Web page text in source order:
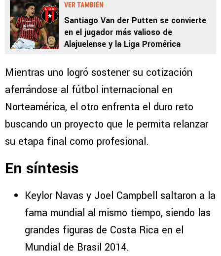
VER TAMBIÉN
Santiago Van der Putten se convierte
en el jugador más valioso de
Alajuelense y la Liga Promérica
Mientras uno logró sostener su cotización
aferrándose al fútbol internacional en
Norteamérica, el otro enfrenta el duro reto
buscando un proyecto que le permita relanzar
su etapa final como profesional.
En síntesis
Keylor Navas y Joel Campbell saltaron a la
fama mundial al mismo tiempo, siendo las
grandes figuras de Costa Rica en el
Mundial de Brasil 2014.